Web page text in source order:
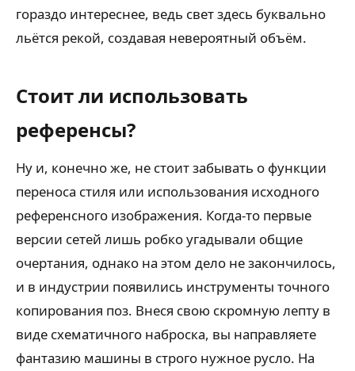
гораздо интереснее, ведь свет здесь буквально
льётся рекой, создавая невероятный объём.
Стоит ли использовать
референсы?
Ну и, конечно же, не стоит забывать о функции
переноса стиля или использования исходного
референсного изображения. Когда-то первые
версии сетей лишь робко угадывали общие
очертания, однако на этом дело не закончилось,
и в индустрии появились инструменты точного
копирования поз. Внеся свою скромную лепту в
виде схематичного наброска, вы направляете
фантазию машины в строго нужное русло. На